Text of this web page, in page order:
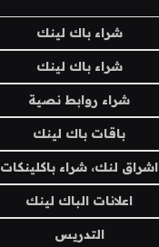
شراء باك لينك
شراء باك لينك
شراء روابط نصية
باقات باك لينك
اشراق لنك، شراء باكلينكات
اعلانات الباك لينك
التدريس